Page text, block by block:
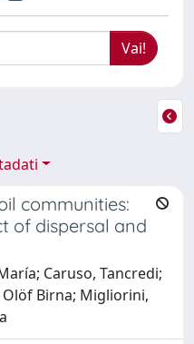
communities:
of dispersal and
Caruso, Tancredi;
Birna; Migliorini,